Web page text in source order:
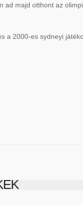
ad majd otthont az
a 2000-es sydneyi